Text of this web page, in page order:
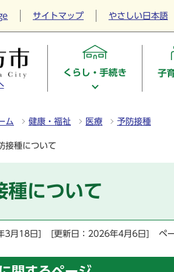
サイトマップ やさしい日本語
くらし・手続き 子
ム 健康・福祉 医療 予防接種
接種について
種について
3月18日] [更新日：2026年4月6日] ペ